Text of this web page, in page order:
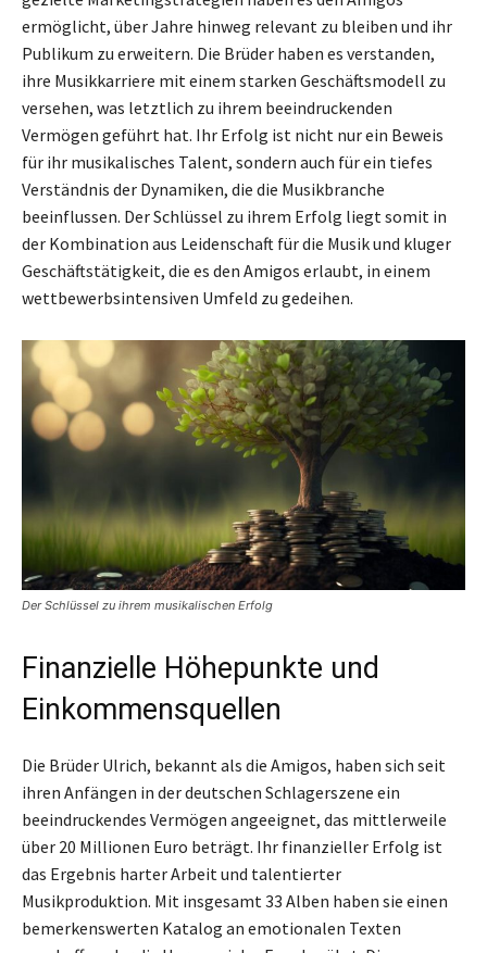
ermöglicht, über Jahre hinweg relevant zu bleiben und ihr
Publikum zu erweitern. Die Brüder haben es verstanden,
ihre Musikkarriere mit einem starken Geschäftsmodell zu
versehen, was letztlich zu ihrem beeindruckenden
Vermögen geführt hat. Ihr Erfolg ist nicht nur ein Beweis
für ihr musikalisches Talent, sondern auch für ein tiefes
Verständnis der Dynamiken, die die Musikbranche
beeinflussen. Der Schlüssel zu ihrem Erfolg liegt somit in
der Kombination aus Leidenschaft für die Musik und kluger
Geschäftstätigkeit, die es den Amigos erlaubt, in einem
wettbewerbsintensiven Umfeld zu gedeihen.
Der Schlüssel zu ihrem musikalischen Erfolg
Finanzielle Höhepunkte und
Einkommensquellen
Die Brüder Ulrich, bekannt als die Amigos, haben sich seit
ihren Anfängen in der deutschen Schlagerszene ein
beeindruckendes Vermögen angeeignet, das mittlerweile
über 20 Millionen Euro beträgt. Ihr finanzieller Erfolg ist
das Ergebnis harter Arbeit und talentierter
Musikproduktion. Mit insgesamt 33 Alben haben sie einen
bemerkenswerten Katalog an emotionalen Texten